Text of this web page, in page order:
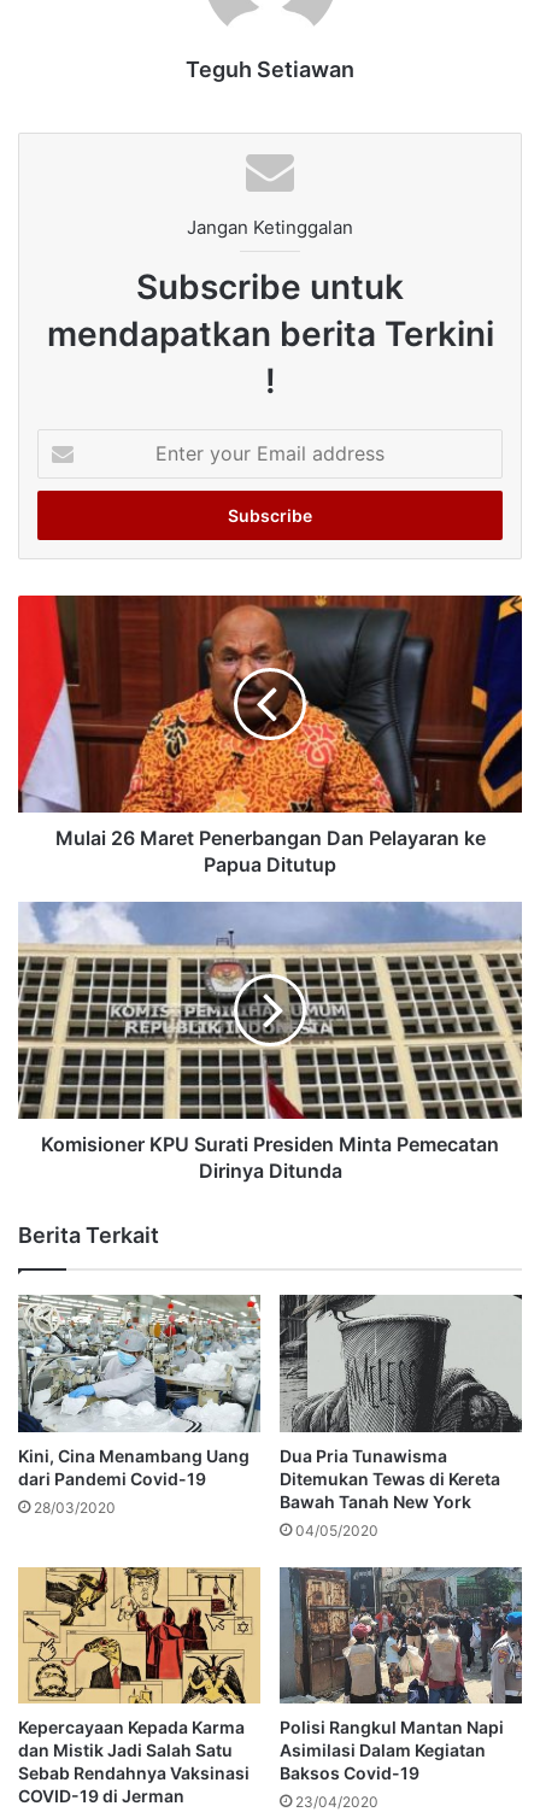
Teguh Setiawan
Jangan Ketinggalan
Subscribe untuk
mendapatkan berita Terkini
!
your
Email
Mulai 26 Maret Penerbangan Dan Pelayaran ke
Papua Ditutup
Komisioner KPU Surati Presiden Minta Pemecatan
Dirinya Ditunda
Berita Terkait
Kini, Cina Menambang Uang
dari Pandemi Covid-19
28/03/2020
Dua Pria Tunawisma
Ditemukan Tewas di Kereta
Bawah Tanah New York
04/05/2020
Kepercayaan Kepada Karma
dan Mistik Jadi Salah Satu
Sebab Rendahnya Vaksinasi
COVID-19 di Jerman
Polisi Rangkul Mantan Napi
Asimilasi Dalam Kegiatan
Baksos Covid-19
23/04/2020